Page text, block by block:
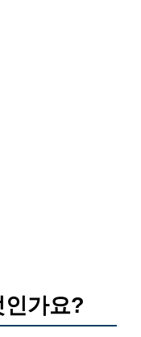
가요?